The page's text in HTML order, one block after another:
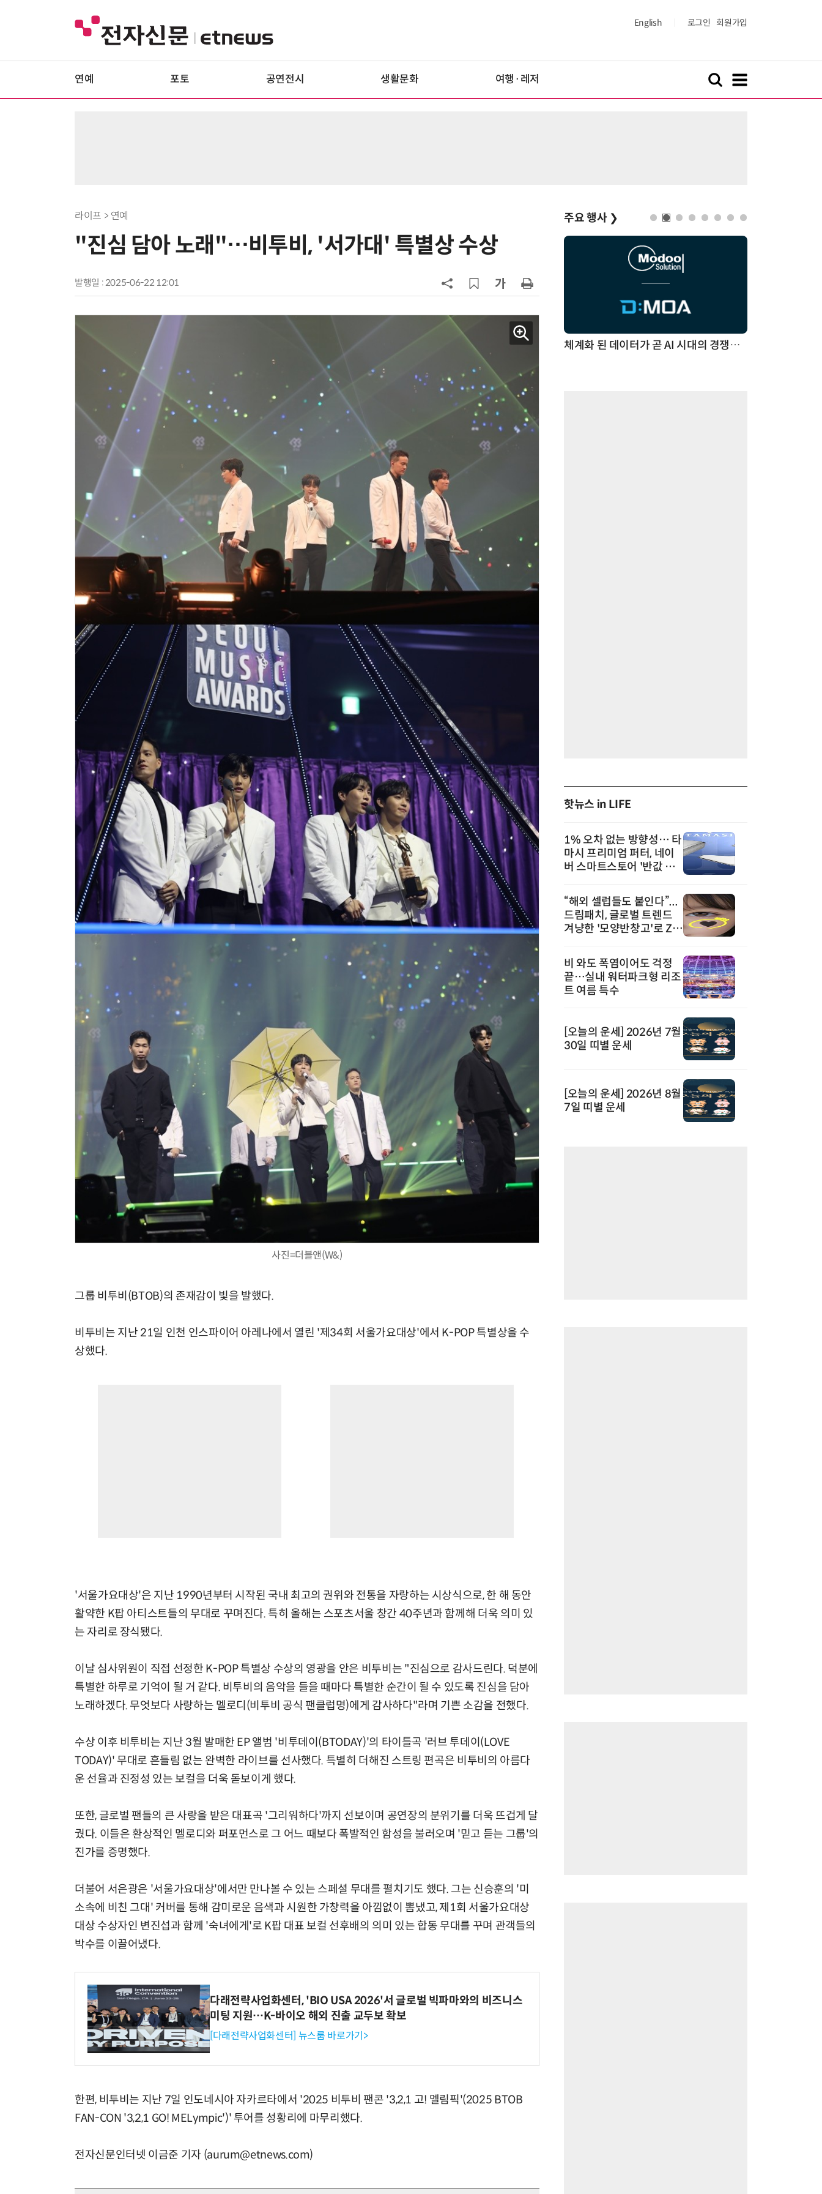
English 로그인 회원가입
연예 포토 공연전시 생활문화 여행·레저
라이프 > 연예
"진심 담아 노래"…비투비, '서가대' 특별상 수상
발행일 : 2025-06-22 12:01
사진=더블앤(W&)
그룹 비투비(BTOB)의 존재감이 빛을 발했다.
비투비는 지난 21일 인천 인스파이어 아레나에서 열린 '제34회 서울가요대상'에서 K-POP 특별상을 수
상했다.
'서울가요대상'은 지난 1990년부터 시작된 국내 최고의 권위와 전통을 자랑하는 시상식으로, 한 해 동안
활약한 K팝 아티스트들의 무대로 꾸며진다. 특히 올해는 스포츠서울 창간 40주년과 함께해 더욱 의미 있
는 자리로 장식됐다.
이날 심사위원이 직접 선정한 K-POP 특별상 수상의 영광을 안은 비투비는 "진심으로 감사드린다. 덕분에
특별한 하루로 기억이 될 거 같다. 비투비의 음악을 들을 때마다 특별한 순간이 될 수 있도록 진심을 담아
노래하겠다. 무엇보다 사랑하는 멜로디(비투비 공식 팬클럽명)에게 감사하다"라며 기쁜 소감을 전했다.
수상 이후 비투비는 지난 3월 발매한 EP 앨범 '비투데이(BTODAY)'의 타이틀곡 '러브 투데이(LOVE
TODAY)' 무대로 흔들림 없는 완벽한 라이브를 선사했다. 특별히 더해진 스트링 편곡은 비투비의 아름다
운 선율과 진정성 있는 보컬을 더욱 돋보이게 했다.
또한, 글로벌 팬들의 큰 사랑을 받은 대표곡 '그리워하다'까지 선보이며 공연장의 분위기를 더욱 뜨겁게 달
궜다. 이들은 환상적인 멜로디와 퍼포먼스로 그 어느 때보다 폭발적인 함성을 불러오며 '믿고 듣는 그룹'의
진가를 증명했다.
더불어 서은광은 '서울가요대상'에서만 만나볼 수 있는 스페셜 무대를 펼치기도 했다. 그는 신승훈의 '미
소속에 비친 그대' 커버를 통해 감미로운 음색과 시원한 가창력을 아낌없이 뽐냈고, 제1회 서울가요대상
대상 수상자인 변진섭과 함께 '숙녀에게'로 K팝 대표 보컬 선후배의 의미 있는 합동 무대를 꾸며 관객들의
박수를 이끌어냈다.
다래전략사업화센터, 'BIO USA 2026'서 글로벌 빅파마와의 비즈니스
미팅 지원…K-바이오 해외 진출 교두보 확보
[다래전략사업화센터] 뉴스룸 바로가기>
한편, 비투비는 지난 7일 인도네시아 자카르타에서 '2025 비투비 팬콘 '3,2,1 고! 멜림픽'(2025 BTOB
FAN-CON '3,2,1 GO! MELympic')' 투어를 성황리에 마무리했다.
전자신문인터넷 이금준 기자 (aurum@etnews.com)
주요 행사 ❯
AI 시대의 옵저버빌리티: GPU·LLM 모니터링부터 AI 기반 장애 대응까지 체계화 된 데이터가 곧 AI 시대의 경쟁력이다
핫뉴스 in LIFE
1% 오차 없는 방향성… 타
마시 프리미엄 퍼터, 네이
버 스마트스토어 '반값 할
“해외 셀럽들도 붙인다”...
드림패치, 글로벌 트렌드
겨냥한 '모양반창고'로 Z세
비 와도 폭염이어도 걱정
끝…실내 워터파크형 리조
트 여름 특수
[오늘의 운세] 2026년 7월
30일 띠별 운세
[오늘의 운세] 2026년 8월
7일 띠별 운세